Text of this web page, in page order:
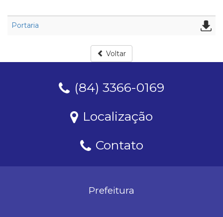
Portaria
Voltar
(84) 3366-0169
Localização
Contato
Prefeitura